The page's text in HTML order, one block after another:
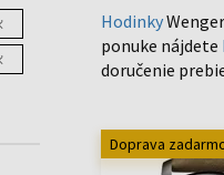
Hodinky
ponuke nájdete
doručenie
Doprava